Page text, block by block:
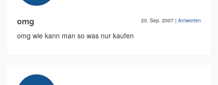
omg 20. Sep. 2007 | Antworten
omg wie kann man so was nur kaufen